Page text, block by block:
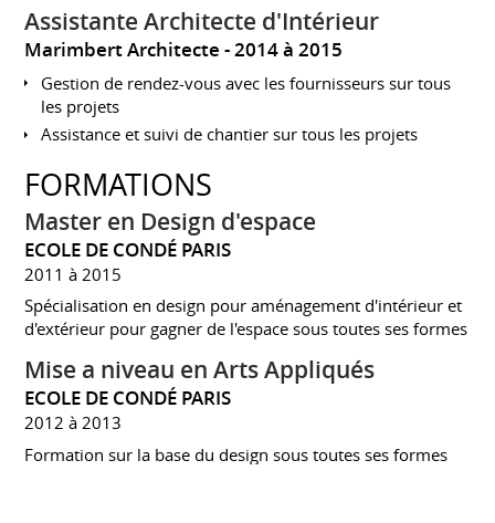
Assistante Architecte d'Intérieur
Marimbert Architecte 2014 à 2015
Gestion de rendez-vous avec les fournisseurs sur tous
les projets
Assistance et suivi de chantier sur tous les projets
FORMATIONS
Master en Design d'espace
ECOLE DE CONDÉ PARIS
2011 à 2015
Spécialisation en design pour aménagement d'intérieur et
d'extérieur pour gagner de l'espace sous toutes ses formes
Mise a niveau en Arts Appliqués
ECOLE DE CONDÉ PARIS
2012 à 2013
Formation sur la base du design sous toutes ses formes